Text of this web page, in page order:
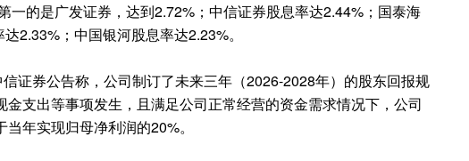
一的是广发证券，达到2.72%；中信证券股息率达2.44%；国泰海
2.33%；中国银河股息率达2.23%。
证券公告称，公司制订了未来三年（2026-2028年）的股东回报规
支出等事项发生，且满足公司正常经营的资金需求情况下，公司
年实现归母净利润的20%。